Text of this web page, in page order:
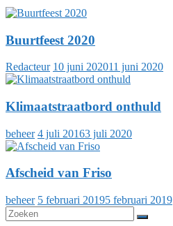
Buurtfeest 2020
Redacteur 10 juni 202011 juni 2020
Klimaatstraatbord onthuld
beheer 4 juli 20163 juli 2020
Afscheid van Friso
beheer 5 februari 20195 februari 2019